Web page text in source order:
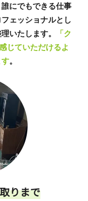
にでもできる仕事
ェッショナルとし
いたします。
「ク
じていただけるよ
す。
りまで